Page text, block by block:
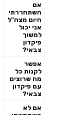
אם
השתחררתי
היום מצה"ל
אני יכול
למשוך
פיקדון
צבאי?
אפשר
לקנות כל
מה שרוצים
עם פיקדון
צבאי?
אם לא